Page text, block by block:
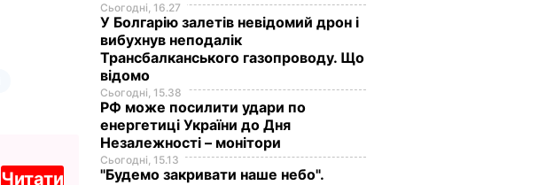
Читати
Сьогодні, 16.27
У Болгарію залетів невідомий дрон і
вибухнув неподалік
Трансбалканського газопроводу. Що
відомо
Сьогодні, 15.38
РФ може посилити удари по
енергетиці України до Дня
Незалежності – монітори
Сьогодні, 15.13
"Будемо закривати наше небо".